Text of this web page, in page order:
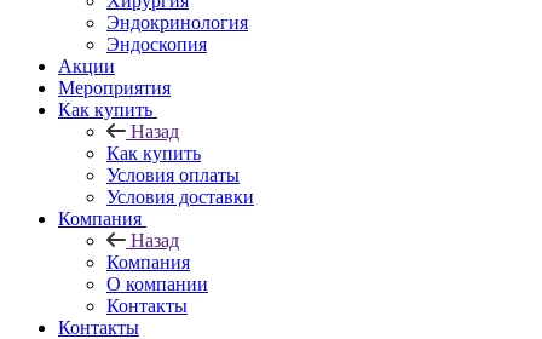
Эндокринология
Эндоскопия
Акции
Мероприятия
Как купить
Назад
Как купить
Условия оплаты
Условия доставки
Компания
Назад
Компания
О компании
Контакты
Контакты